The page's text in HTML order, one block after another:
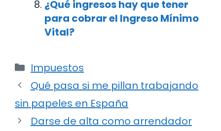
¿Qué ingresos hay que tener
para cobrar el Ingreso Mínimo
Vital?
Categorías
Impuestos
Navegación
de
entradas
Qué pasa si me pillan trabajando
sin papeles en España
Darse de alta como arrendador